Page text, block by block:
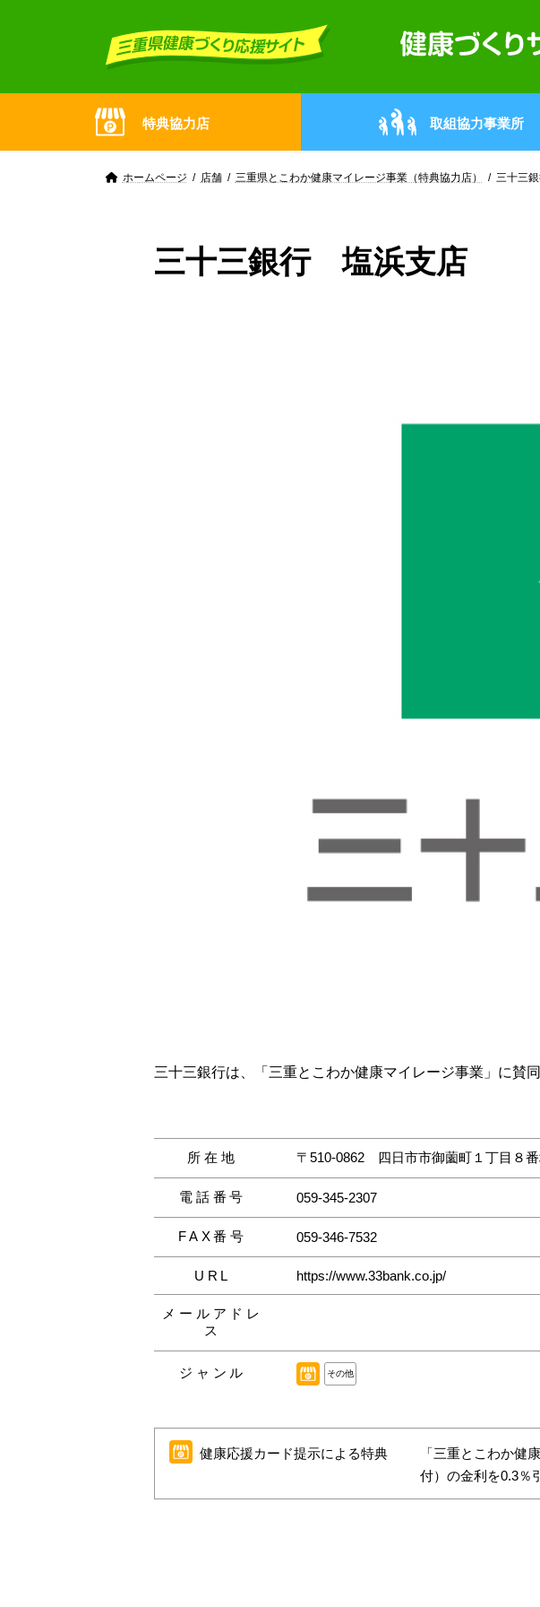
特典協力店 取組協力事業所
ホームページ 店舗 三重県とこわか健康マイレージ事業（特典協力店） 三十三
三十三銀行 塩浜支店
三十三銀行は、「三重とこわか健康マイレージ事業」に賛
所在地 〒510-0862 四日市市御薗町１丁目８
電話番号 059-345-2307
FAX番号 059-346-7532
URL https://www.33bank.co.jp/
メールアドレ
ス
ジャンル その他
健康応援カード提示による特典
「三重とこわか健
付）の金利を0.3％